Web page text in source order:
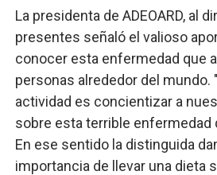
La presidenta de ADEOARD, al
presentes señaló el valioso
conocer esta enfermedad que
personas alrededor del mundo.
actividad es concientizar a
sobre esta terrible enfermedad
En ese sentido la distinguida
importancia de llevar una dieta